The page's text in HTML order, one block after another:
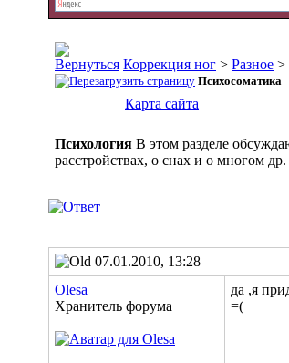
Коррекция ног > Разное >
Психосоматика
Карта сайта
Психология В этом разделе
расстройствах, о снах и о многом др.
07.01.2010, 13:28
Olesa
Хранитель форума
да ,я
=(